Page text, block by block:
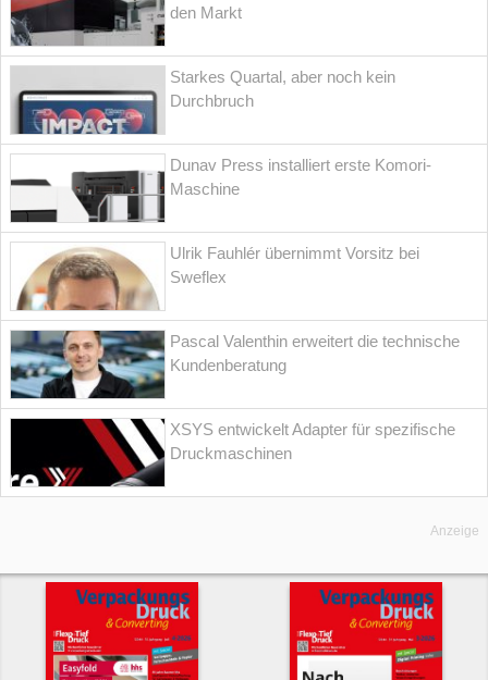
den Markt
Starkes Quartal, aber noch kein
Durchbruch
Dunav Press installiert erste Komori-
Maschine
Ulrik Fauhlér übernimmt Vorsitz bei
Sweflex
Pascal Valenthin erweitert die technische
Kundenberatung
XSYS entwickelt Adapter für spezifische
Druckmaschinen
Anzeige